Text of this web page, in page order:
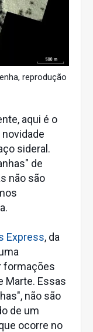
reprodução
aqui é o
sideral.
de
não são
Express, da
formações
Marte. Essas
não são
de um
ocorre no